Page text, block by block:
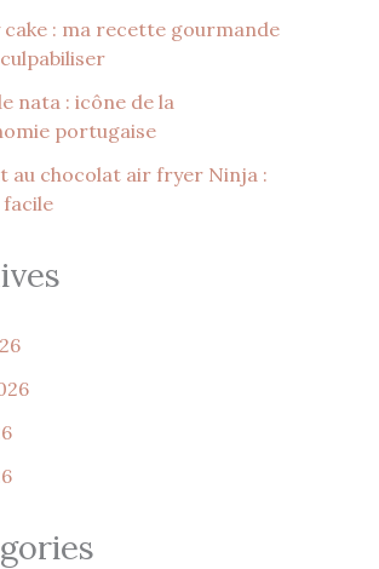
cake : ma recette gourmande
nata : icône de la
portugaise
au chocolat air fryer Ninja :